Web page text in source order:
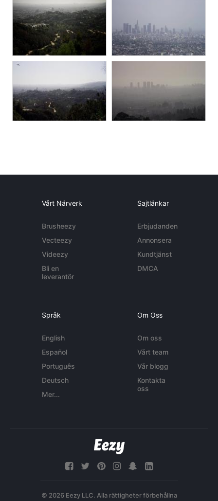
Vårt Närverk
Brusheezy
Vecteezy
Videezy
Bli en
leverantör
Sajtlänkar
Erbjudanden
Annonsera
Kundtjänst
DMCA
Språk
English
Español
Português
Deutsch
Mer...
Om Oss
Om oss
Vårt team
Vår blogg
Kontakta
oss
© 2026 Eezy LLC. Alla rättigheter förbehållna